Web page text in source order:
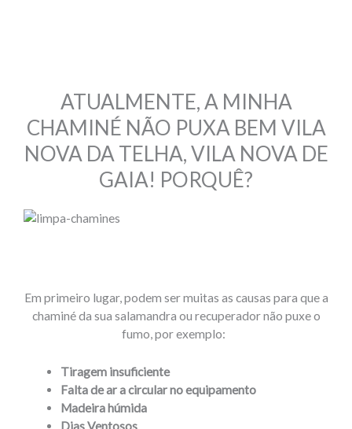
ATUALMENTE, A MINHA
CHAMINÉ NÃO PUXA BEM VILA
NOVA DA TELHA, VILA NOVA DE
GAIA! PORQUÊ?
Em primeiro lugar, podem ser muitas as causas para que a
chaminé da sua salamandra ou recuperador não puxe o
fumo, por exemplo:
Tiragem insuficiente
Falta de ar a circular no equipamento
Madeira húmida
Dias Ventosos